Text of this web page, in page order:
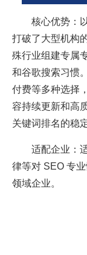
核心优势：
打破了大型机构
殊行业组建专属
和谷歌搜索习惯
付费等多种选择
容持续更新和高
关键词排名的稳
适配企业：
律等对 SEO 专
领域企业。